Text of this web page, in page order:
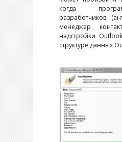
когда
разработчиков
менеджер
надстройки
структуре данных